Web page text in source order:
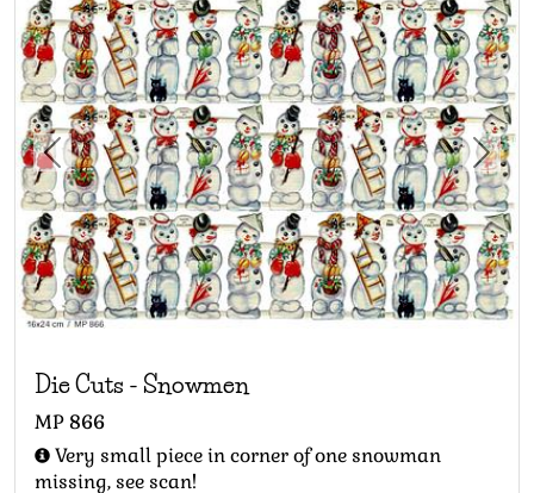
Die Cuts - Snowmen
MP866
Very small piece in corner of one snowman
missing, see scan!
Previous Next